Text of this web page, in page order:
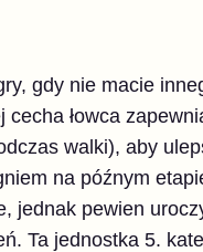
gdy nie macie
łowca
walki), aby
na późnym
jednak pewien
Ta jednostka 5.